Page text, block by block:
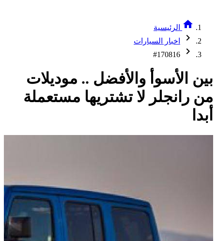
home الرئيسية
chevron_right اخبار السيارات
chevron_right
#170816
بين الأسوأ والأفضل .. موديلات
من رانجلر لا تشتريها مستعملة
أبدا